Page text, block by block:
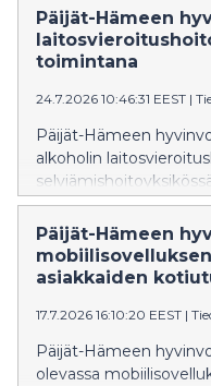
asetuksen mukaiset
Päijät-Hämeen
toimintana
24.7.2026 10:46:31 EEST |
Päijät-Hämeen
alkoholin
ostopalveluna
nyt yhdestä viiteen
vieroitushoitojaksot
Päijät-Hämeen
asiakkaiden
17.7.2026 16:10:20 EEST |
Päijät-Hämeen
olevassa